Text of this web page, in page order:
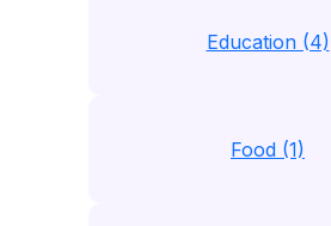
Education (4)
Food (1)